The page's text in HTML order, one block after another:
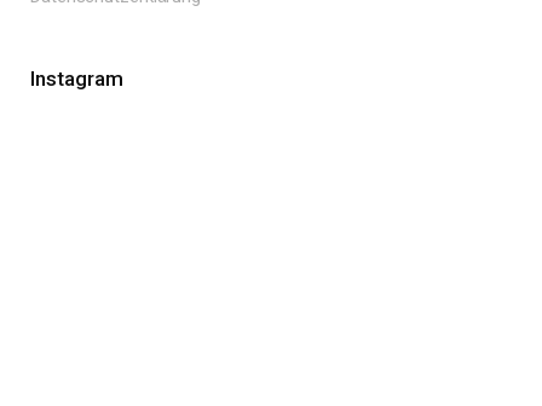
Instagram